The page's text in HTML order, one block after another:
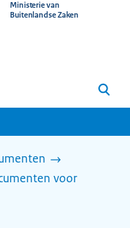
Ministerie van
Buitenlandse Zaken
Zoeken
voor